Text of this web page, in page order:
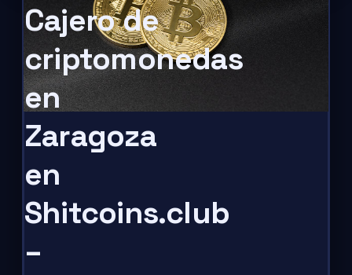
Cajero de
criptomonedas
en
Zaragoza
en
Shitcoins.club
–